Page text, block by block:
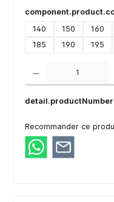
140
150 160
185
190 195
Recommander ce